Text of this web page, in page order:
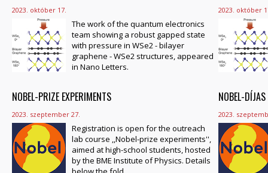
2023. október 17.
The work of the quantum electronics
team showing a robust gapped state
with pressure in WSe2 - bilayer
graphene - WSe2 structures, appeared
in Nano Letters.
2023. október
NOBEL-PRIZE EXPERIMENTS
2023. szeptember 27.
Registration is open for the outreach
lab course ,,Nobel-prize experiments'',
aimed at high-school students, hosted
by the BME Institute of Physics. Details
NOBEL-
2023.